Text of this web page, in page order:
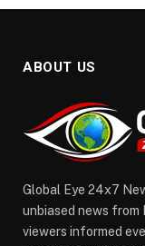
ABOUT US
Global Eye 24x7
unbiased news from
viewers informed